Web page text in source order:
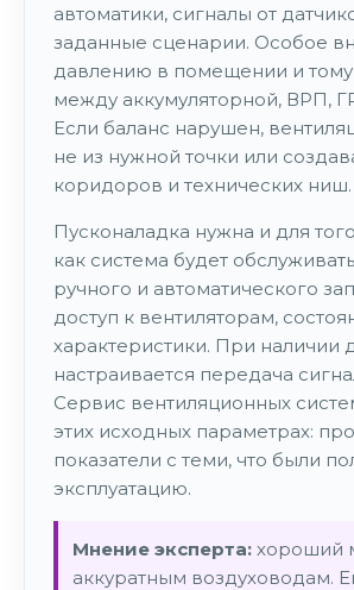
автоматики, сигналы от
заданные сценарии. Особое
давлению в помещении и
между аккумуляторной, ВРП,
Если баланс нарушен,
не из нужной точки или
коридоров и технических ниш.
Пусконаладка нужна и для
как система будет
ручного и автоматического
доступ к вентиляторам,
характеристики. При наличии
настраивается передача
Сервис вентиляционных
этих исходных параметрах:
показатели с теми, что были
эксплуатацию.
Мнение эксперта: хороший
аккуратным воздуховодам.